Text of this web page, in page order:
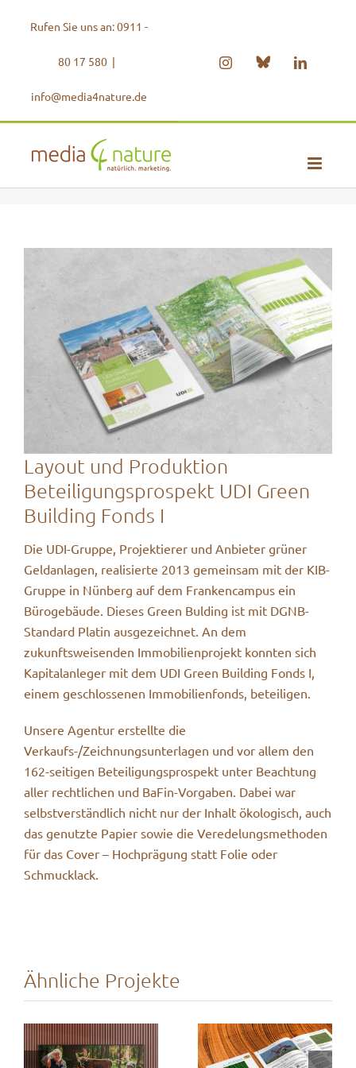
InhaltRufen Sie uns an: 0911 -
80 17 580 |
info@media4nature.de
InstagramBlueskyLinkedIn
Layout und Produktion
Beteiligungsprospekt UDI Green
Building Fonds I
Die UDI-Gruppe, Projektierer und Anbieter grüner
Geldanlagen, realisierte 2013 gemeinsam mit der KIB-
Gruppe in Nünberg auf dem Frankencampus ein
Bürogebäude. Dieses Green Bulding ist mit DGNB-
Standard Platin ausgezeichnet. An dem
zukunftsweisenden Immobilienprojekt konnten sich
Kapitalanleger mit dem UDI Green Building Fonds I,
einem geschlossenen Immobilienfonds, beteiligen.
Unsere Agentur erstellte die
Verkaufs-/Zeichnungsunterlagen und vor allem den
162-seitigen Beteiligungsprospekt unter Beachtung
aller rechtlichen und BaFin-Vorgaben. Dabei war
selbstverständlich nicht nur der Inhalt ökologisch, auch
das genutzte Papier sowie die Veredelungsmethoden
für das Cover – Hochprägung statt Folie oder
Schmucklack.
Ähnliche Projekte
ANL
Bayerische